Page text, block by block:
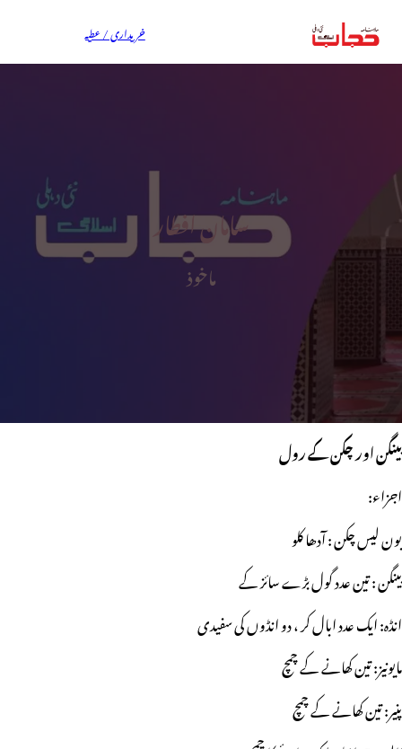
خریداری / عطیہ
سامان افطار
ماخوذ
بینگن اور چکن کے رول
اجزاء:
بون لیس چکن : آدھا کلو
بینگن : تین عدد گول بڑے سائز کے
انڈہ: ایک عدد ابال کر ، دو انڈوں کی سفیدی
مایونیز: تین کھانے کے چمچ
پنیر: تین کھانے کے چمچ